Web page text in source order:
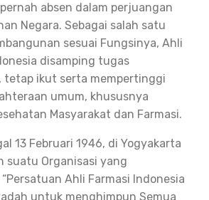
absen dalam perjuangan
Negara. Sebagai salah satu
sesuai Fungsinya, Ahli
disamping tugas
tetap ikut serta mempertinggi
umum, khususnya
Masyarakat dan Farmasi.
13 Februari 1946, di Yogyakarta
suatu Organisasi yang
Ahli Farmasi Indonesia
untuk menghimpun Semua